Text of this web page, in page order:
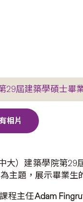
29屆建築學碩士畢
大）建築學院第29
主題，展示畢業生
程主任Adam